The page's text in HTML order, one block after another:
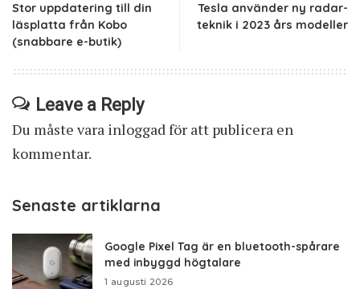
Stor uppdatering till din
läsplatta från Kobo
(snabbare e-butik)
Tesla använder ny radar-
teknik i 2023 års modeller
Leave a Reply
Du måste vara inloggadför att publicera en
kommentar.
Senaste artiklarna
Google Pixel Tag är en bluetooth-spårare
med inbyggd högtalare
1 augusti 2026